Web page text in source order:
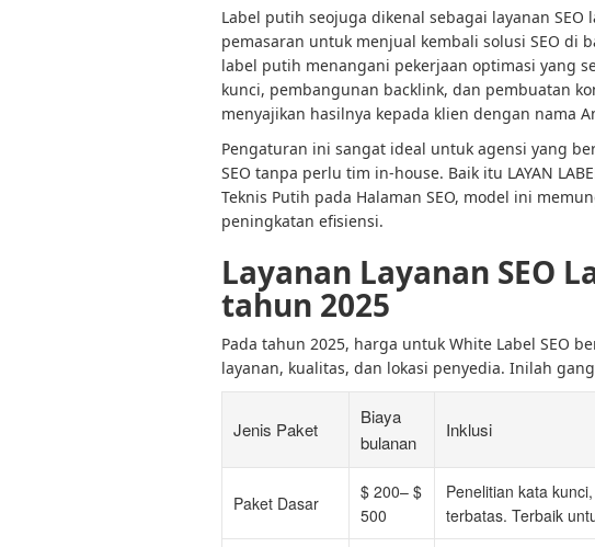
Label putih seojuga dikenal sebagai layanan
pemasaran untuk menjual kembali solusi SEO di
label putih menangani pekerjaan optimasi yang
kunci, pembangunan backlink, dan pembuatan
menyajikan hasilnya kepada klien dengan nama
Pengaturan ini sangat ideal untuk agensi yang
SEO tanpa perlu tim in-house. Baik itu LAYAN
Teknis Putih pada Halaman SEO, model ini
peningkatan efisiensi.
Layanan Layanan SEO
tahun 2025
Pada tahun 2025, harga untuk White Label SEO
layanan, kualitas, dan lokasi penyedia. Inilah
Jenis Paket
Biaya
bulanan
Inklusi
Paket Dasar
$ 200– $
500
Penelitian kata
terbatas. Terbaik